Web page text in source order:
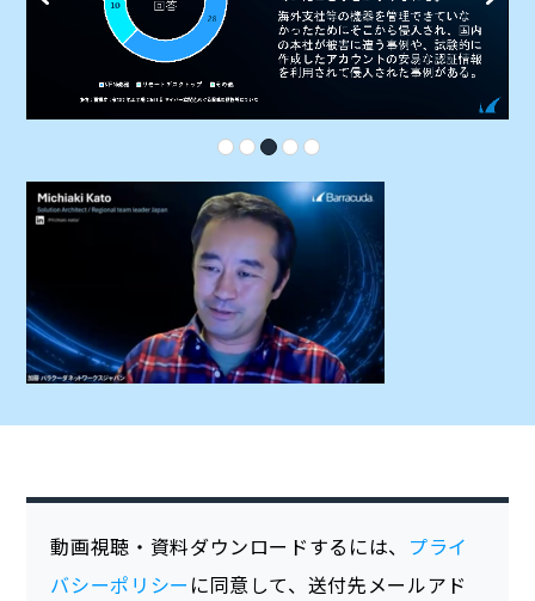
動画視聴・資料ダウンロードするには、 プライ
バシーポリシー に同意して、送付先メールアド